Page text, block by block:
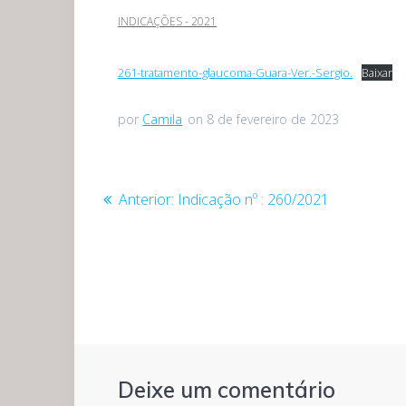
INDICAÇÕES - 2021
261-tratamento-glaucoma-Guara-Ver.-Sergio. Baixar
por Camila on 8 de fevereiro de 2023
Navegação
Anterior: Post
Indicação nº : 260/2021
Deixe um comentário